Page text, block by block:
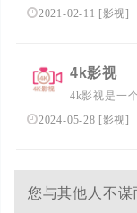
观看,三米影
动漫，综艺
2021-02-11 [影视]
4k影视
4k影视是一
美图片、最
2024-05-28 [影视]
您与其他人不